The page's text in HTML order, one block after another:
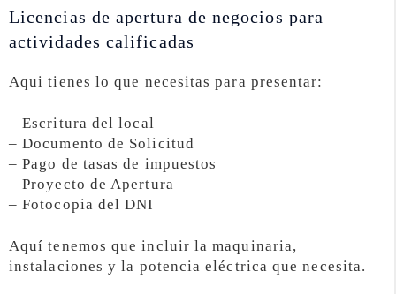
Licencias de apertura de negocios para
actividades calificadas
Aqui tienes lo que necesitas para presentar:
– Escritura del local
– Documento de Solicitud
– Pago de tasas de impuestos
– Proyecto de Apertura
– Fotocopia del DNI
Aquí tenemos que incluir la maquinaria,
instalaciones y la potencia eléctrica que necesita.